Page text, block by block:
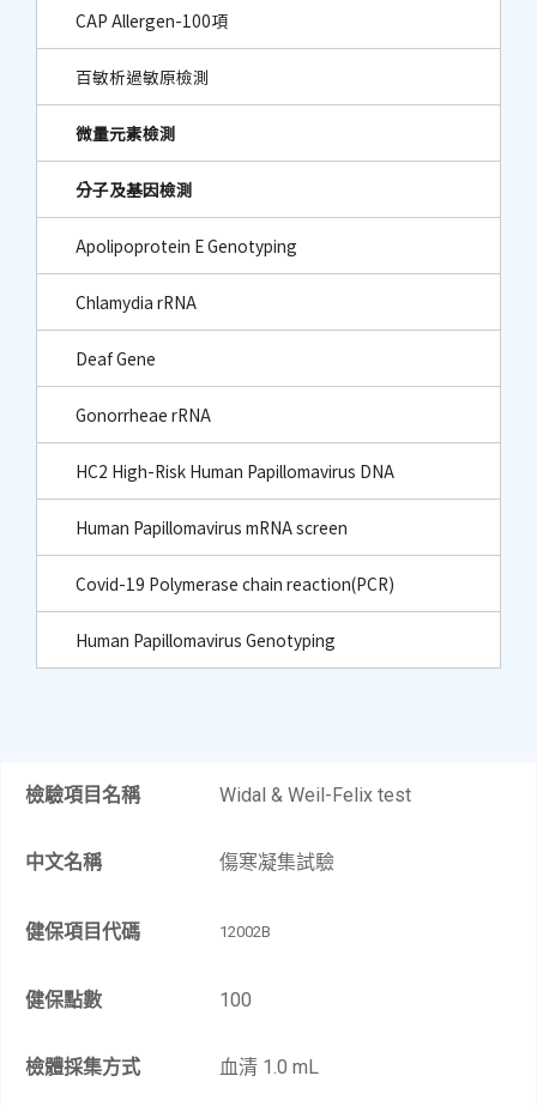
CAP Allergen-100項
百敏析過敏原檢測
微量元素檢測
分子及基因檢測
Apolipoprotein E Genotyping
Chlamydia rRNA
Deaf Gene
Gonorrheae rRNA
HC2 High-Risk Human Papillomavirus DNA
Human Papillomavirus mRNA screen
Covid-19 Polymerase chain reaction(PCR)
Human Papillomavirus Genotyping
檢驗項目名稱 Widal & Weil-Felix test​
中文名稱 傷寒凝集試驗​
健保項目代碼 12002B
健保點數 100
檢體採集方式 血清 1.0 mL​